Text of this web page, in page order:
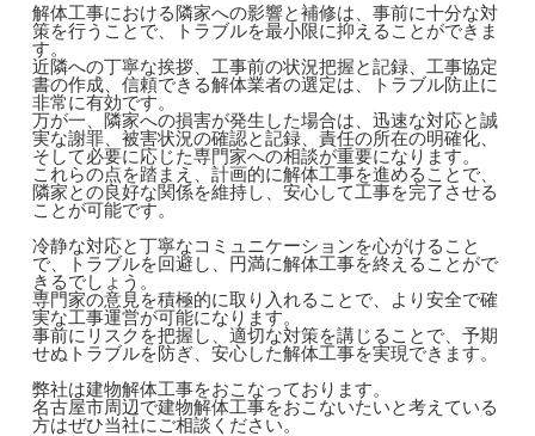
解体工事における隣家への影響と補修は、事前に十分な対
策を行うことで、トラブルを最小限に抑えることができま
す。
近隣への丁寧な挨拶、工事前の状況把握と記録、工事協定
書の作成、信頼できる解体業者の選定は、トラブル防止に
非常に有効です。
万が一、隣家への損害が発生した場合は、迅速な対応と誠
実な謝罪、被害状況の確認と記録、責任の所在の明確化、
そして必要に応じた専門家への相談が重要になります。
これらの点を踏まえ、計画的に解体工事を進めることで、
隣家との良好な関係を維持し、安心して工事を完了させる
ことが可能です。
冷静な対応と丁寧なコミュニケーションを心がけること
で、トラブルを回避し、円満に解体工事を終えることがで
きるでしょう。
専門家の意見を積極的に取り入れることで、より安全で確
実な工事運営が可能になります。
事前にリスクを把握し、適切な対策を講じることで、予期
せぬトラブルを防ぎ、安心した解体工事を実現できます。
弊社は建物解体工事をおこなっております。
名古屋市周辺で建物解体工事をおこないたいと考えている
方はぜひ当社にご相談ください。